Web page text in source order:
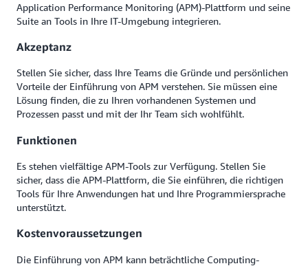
Application Performance Monitoring (APM)-Plattform und seine
Suite an Tools in Ihre IT-Umgebung integrieren.
Akzeptanz
Stellen Sie sicher, dass Ihre Teams die Gründe und persönlichen
Vorteile der Einführung von APM verstehen. Sie müssen eine
Lösung finden, die zu Ihren vorhandenen Systemen und
Prozessen passt und mit der Ihr Team sich wohlfühlt.
Funktionen
Es stehen vielfältige APM-Tools zur Verfügung. Stellen Sie
sicher, dass die APM-Plattform, die Sie einführen, die richtigen
Tools für Ihre Anwendungen hat und Ihre Programmiersprache
unterstützt.
Kostenvoraussetzungen
Die Einführung von APM kann beträchtliche Computing-